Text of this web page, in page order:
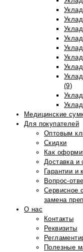
(9)
Медицинские
Для покупателей
Оптовым
Скидки
Как
Доставка и
Гарантии и
Вопрос-
Сервисное
замена
О нас
Контакты
Реквизиты
Полезные